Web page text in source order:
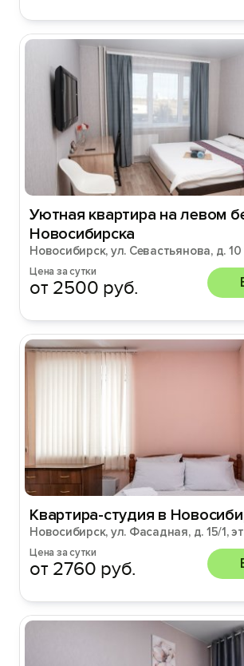
Уютная квартира на левом
Новосибирска
Новосибирск, ул. Севастьянова, д. 10
Цена за сутки
от 2500 руб.
Квартира-студия в
Новосибирск, ул. Фасадная, д. 15/1,
Цена за сутки
от 2760 руб.